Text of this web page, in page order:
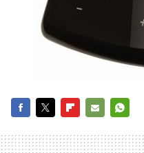
MAIL